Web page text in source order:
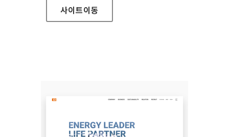
사이트이동